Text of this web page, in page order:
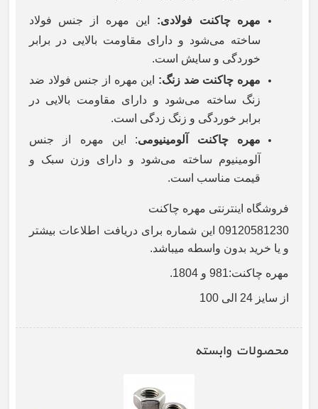
مهره چاکنت فولادی: این مهره از جنس فولاد
ساخته می‌شود و دارای مقاومت بالایی در برابر
خوردگی و سایش است.
مهره چاکنت ضد زنگ: این مهره از جنس فولاد ضد
زنگ ساخته می‌شود و دارای مقاومت بالایی در
برابر خوردگی و زنگ زدگی است.
مهره چاکنت آلومینیومی: این مهره از جنس
آلومینیوم ساخته می‌شود و دارای وزن سبک و
قیمت مناسب است.
فروشگاه اینترنتی مهره چاکنت
09120581230 این شماره برای دریافت اطلاعات بیشتر
و یا خرید بدون واسطه میباشد.
مهره چاکنت:981 و 1804.
از سایز 24 الی 100
محصولات وابسته